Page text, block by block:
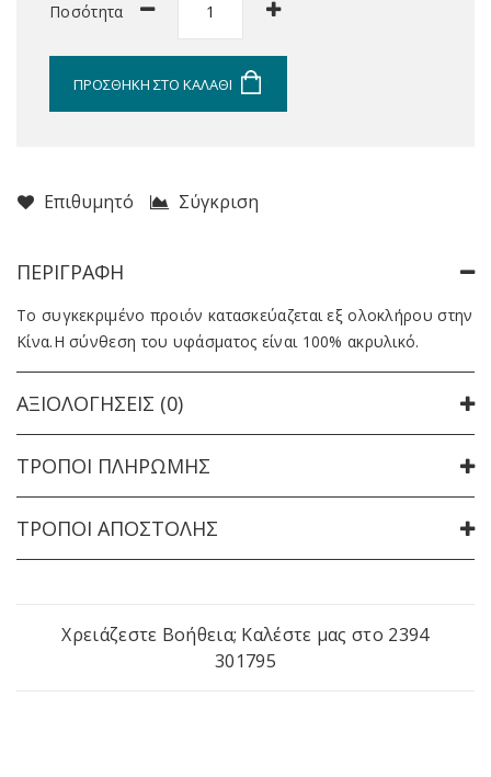
Ποσότητα
ΠΡΟΣΘΉΚΗ ΣΤΟ ΚΑΛΆΘΙ
Επιθυμητό Σύγκριση
ΠΕΡΙΓΡΑΦΉ
Το συγκεκριμένο προιόν κατασκεύαζεται εξ ολοκλήρου στην
Κίνα.Η σύνθεση του υφάσματος είναι 100% ακρυλικό.
ΑΞΙΟΛΟΓΉΣΕΙΣ (0)
ΤΡΌΠΟΙ ΠΛΗΡΩΜΉΣ
ΤΡΌΠΟΙ ΑΠΟΣΤΟΛΉΣ
Χρειάζεστε Βοήθεια; Καλέστε μας στο 2394
301795